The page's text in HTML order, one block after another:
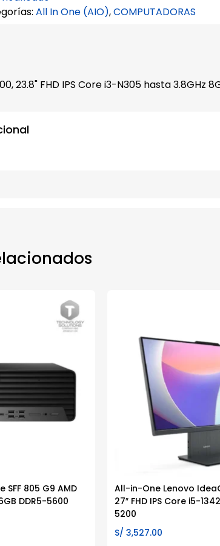
1,676.00.
All In One (AIO),COMPUTADORAS
23.8" FHD IPS Core i3-N305 hasta 3.8GHz
805 G9 AMD
DDR5-5600
All-in-One Lenovo
27″ FHD IPS Core i5-
5200
S/ 3,527.00